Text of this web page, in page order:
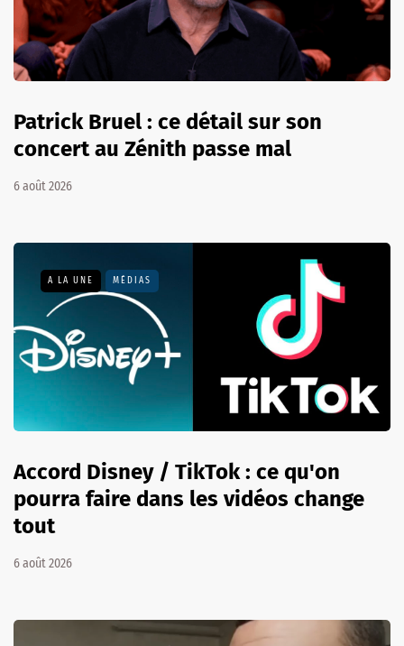
Patrick Bruel : ce détail sur son
concert au Zénith passe mal
6 août 2026
A LA UNE MÉDIAS
Accord Disney / TikTok : ce qu'on
pourra faire dans les vidéos change
tout
6 août 2026